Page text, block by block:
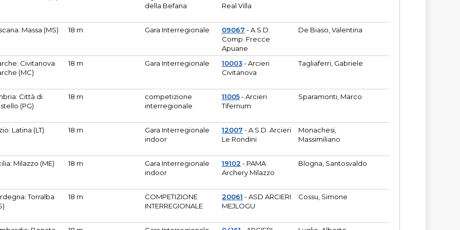
della Befana
Real Villa
Massa (MS) 18 m Gara Interregionale 09067 - A.S.D.
Comp. Frecce
Apuane
De Biaso, Valentina
Civitanova
(MC)
18 m Gara Interregionale 10003- Arcieri
Civitanova
Tagliaferri, Gabriele
Città di
(PG)
18 m
competizione
interregionale
11005- Arcieri
Tifernum
Sparamonti, Marco
Latina (LT) 18 m
Gara Interregionale
indoor
12007 - A.S.D. Arcieri
Le Rondini
Monachesi,
Massimiliano
Milazzo (ME) 18 m
Gara Interregionale
indoor
19102 - PAMA
Archery Milazzo
Blogna, Santosvaldo
Torralba
18 m
COMPETIZIONE
INTERREGIONALE
20061 - ASD ARCIERI
MEJLOGU
Cossu, Simone